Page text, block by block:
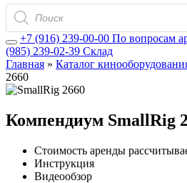
Поиск
товаров
+7 (916) 239-00-00 По вопросам
(985) 239-02-39 Склад
Главная » Каталог
2660
Компендиум SmallRig
Стоимость аренды
Инструкция
Видеообзор